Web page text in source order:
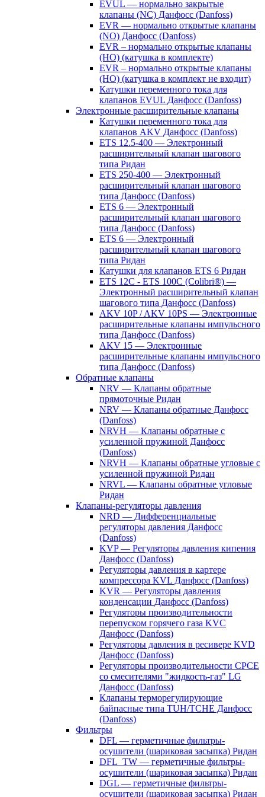
EVUL — нормально закрытые
клапаны (NC) Данфосс (Danfoss)
EVR — нормально открытые клапаны
(NO) Данфосс (Danfoss)
EVR – нормально открытые клапаны
(НО) (катушка в комплекте)
EVR – нормально открытые клапаны
(НО) (катушка в комплект не входит)
Катушки переменного тока для
клапанов EVUL Данфосс (Danfoss)
Электронные расширительные клапаны
Катушки переменного тока для
клапанов AKV Данфосс (Danfoss)
ETS 12.5-400 — Электронный
расширительный клапан шагового
типа Ридан
ETS 250-400 — Электронный
расширительный клапан шагового
типа Данфосс (Danfoss)
ETS 6 — Электронный
расширительный клапан шагового
типа Данфосс (Danfoss)
ETS 6 — Электронный
расширительный клапан шагового
типа Ридан
Катушки для клапанов ETS 6 Ридан
ETS 12C - ETS 100C (Colibri®) —
Электронный расширительный клапан
шагового типа Данфосс (Danfoss)
AKV 10P / AKV 10PS — Электронные
расширительные клапаны импульсного
типа Данфосс (Danfoss)
AKV 15 — Электронные
расширительные клапаны импульсного
типа Данфосс (Danfoss)
Обратные клапаны
NRV — Клапаны обратные
прямоточные Ридан
NRV — Клапаны обратные Данфосс
(Danfoss)
NRVH — Клапаны обратные с
усиленной пружиной Данфосс
(Danfoss)
NRVH — Клапаны обратные угловые с
усиленной пружиной Ридан
NRVL — Клапаны обратные угловые
Ридан
Клапаны-регуляторы давления
NRD — Дифференциальные
регуляторы давления Данфосс
(Danfoss)
KVP — Регуляторы давления кипения
Данфосс (Danfoss)
Регуляторы давления в картере
компрессора KVL Данфосс (Danfoss)
KVR — Регуляторы давления
конденсации Данфосс (Danfoss)
Регуляторы производительности
перепуском горячего газа KVC
Данфосс (Danfoss)
Регуляторы давления в ресивере KVD
Данфосс (Danfoss)
Регуляторы производительности CPCE
со смесителями "жидкость-газ" LG
Данфосс (Danfoss)
Клапаны терморегулирующие
байпасные типа TUH/TCHE Данфосс
(Danfoss)
Фильтры
DFL — герметичные фильтры-
осушители (шариковая засыпка) Ридан
DFL_TW — герметичные фильтры-
осушители (шариковая засыпка) Ридан
DGL — герметичные фильтры-
осушители (шариковая засыпка) Ридан